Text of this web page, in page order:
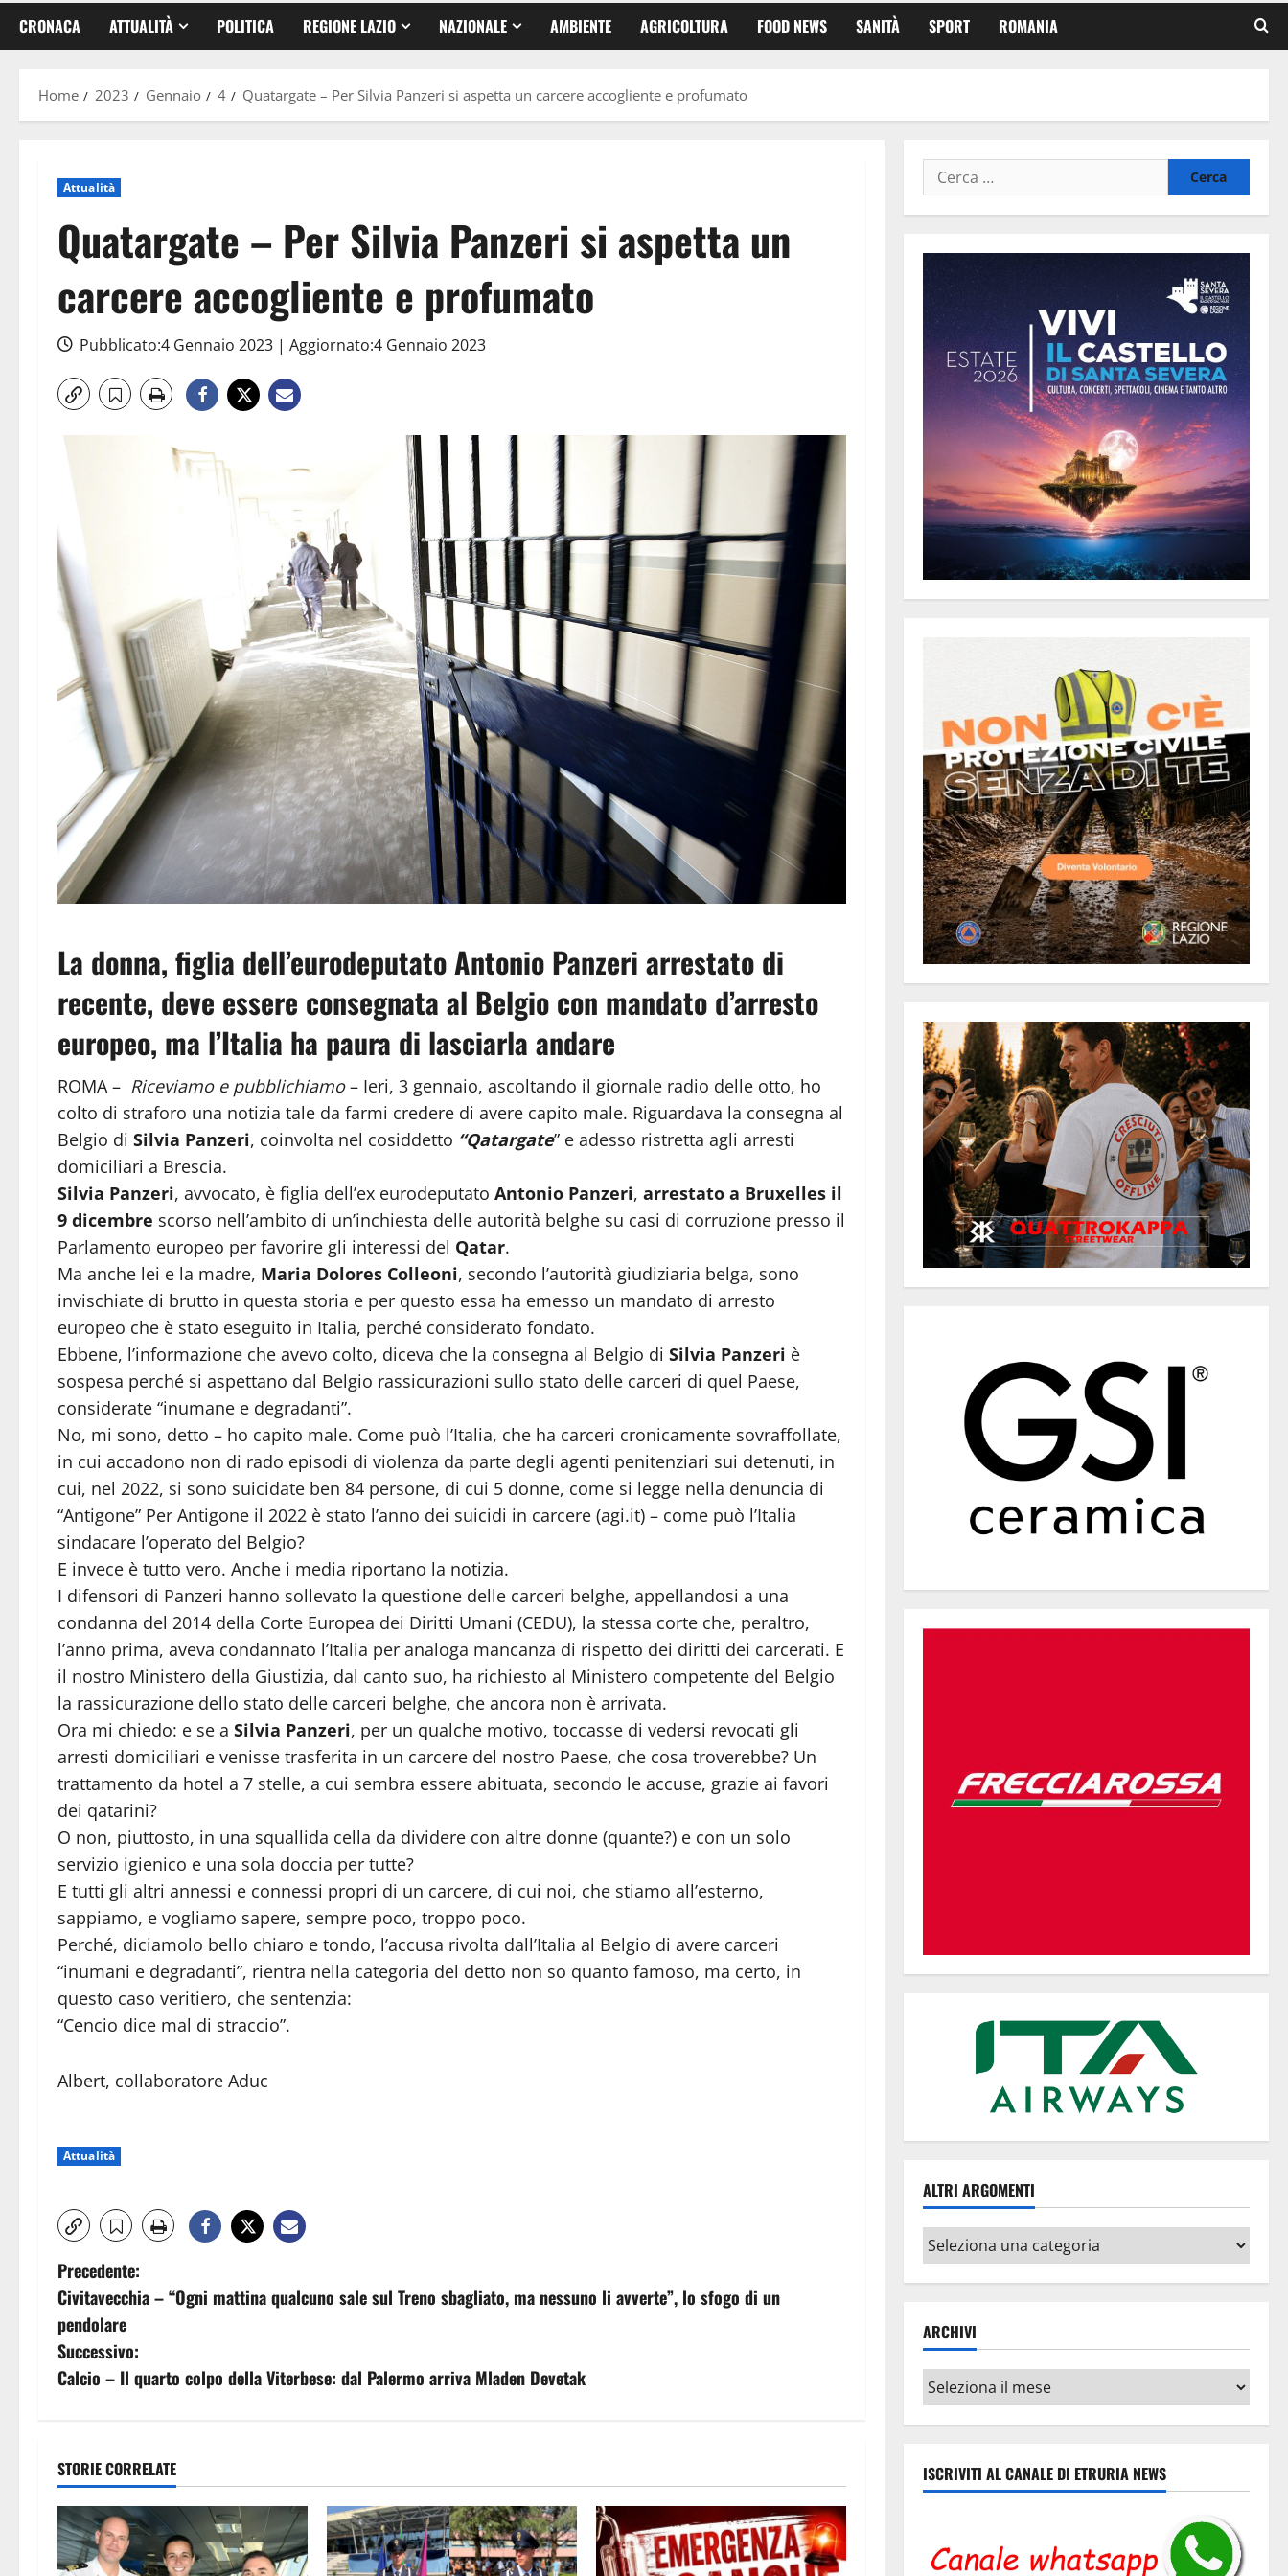
CRONACA ATTUALITÀ POLITICA REGIONE LAZIO NAZIONALE AMBIENTE AGRICOLTURA FOOD NEWS SANITÀ SPORT ROMANIA
Home 2023 Gennaio 4 Quatargate – Per Silvia Panzeri si aspetta un carcere accogliente e profumato
Attualità
Quatargate – Per Silvia Panzeri si aspetta un
carcere accogliente e profumato
Pubblicato:4 Gennaio 2023 | Aggiornato:4 Gennaio 2023
La donna, figlia dell’eurodeputato Antonio Panzeri arrestato di
recente, deve essere consegnata al Belgio con mandato d’arresto
europeo, ma l’Italia ha paura di lasciarla andare
ROMA – Riceviamo e pubblichiamo– Ieri, 3 gennaio, ascoltando il giornale radio delle otto, ho
colto di straforo una notizia tale da farmi credere di avere capito male. Riguardava la consegna al
Belgio di Silvia Panzeri, coinvolta nel cosiddetto “Qatargate” e adesso ristretta agli arresti
domiciliari a Brescia.
Silvia Panzeri, avvocato, è figlia dell’ex eurodeputato Antonio Panzeri, arrestato a Bruxelles il
9 dicembre scorso nell’ambito di un’inchiesta delle autorità belghe su casi di corruzione presso il
Parlamento europeo per favorire gli interessi del Qatar.
Ma anche lei e la madre, Maria Dolores Colleoni, secondo l’autorità giudiziaria belga, sono
invischiate di brutto in questa storia e per questo essa ha emesso un mandato di arresto
europeo che è stato eseguito in Italia, perché considerato fondato.
Ebbene, l’informazione che avevo colto, diceva che la consegna al Belgio di Silvia Panzeri è
sospesa perché si aspettano dal Belgio rassicurazioni sullo stato delle carceri di quel Paese,
considerate “inumane e degradanti”.
No, mi sono, detto – ho capito male. Come può l’Italia, che ha carceri cronicamente sovraffollate,
in cui accadono non di rado episodi di violenza da parte degli agenti penitenziari sui detenuti, in
cui, nel 2022, si sono suicidate ben 84 persone, di cui 5 donne, come si legge nella denuncia di
“Antigone” Per Antigone il 2022 è stato l’anno dei suicidi in carcere (agi.it) – come può l’Italia
sindacare l’operato del Belgio?
E invece è tutto vero. Anche i media riportano la notizia.
I difensori di Panzeri hanno sollevato la questione delle carceri belghe, appellandosi a una
condanna del 2014 della Corte Europea dei Diritti Umani (CEDU), la stessa corte che, peraltro,
l’anno prima, aveva condannato l’Italia per analoga mancanza di rispetto dei diritti dei carcerati. E
il nostro Ministero della Giustizia, dal canto suo, ha richiesto al Ministero competente del Belgio
la rassicurazione dello stato delle carceri belghe, che ancora non è arrivata.
Ora mi chiedo: e se a Silvia Panzeri, per un qualche motivo, toccasse di vedersi revocati gli
arresti domiciliari e venisse trasferita in un carcere del nostro Paese, che cosa troverebbe? Un
trattamento da hotel a 7 stelle, a cui sembra essere abituata, secondo le accuse, grazie ai favori
dei qatarini?
O non, piuttosto, in una squallida cella da dividere con altre donne (quante?) e con un solo
servizio igienico e una sola doccia per tutte?
E tutti gli altri annessi e connessi propri di un carcere, di cui noi, che stiamo all’esterno,
sappiamo, e vogliamo sapere, sempre poco, troppo poco.
Perché, diciamolo bello chiaro e tondo, l’accusa rivolta dall’Italia al Belgio di avere carceri
“inumani e degradanti”, rientra nella categoria del detto non so quanto famoso, ma certo, in
questo caso veritiero, che sentenzia:
“Cencio dice mal di straccio”.
Albert, collaboratore Aduc
Attualità
N
a
v
i
a
z
i
Precedente:
Civitavecchia – “Ogni mattina qualcuno sale sul Treno sbagliato, ma nessuno li avverte”, lo sfogo di un
pendolare
Successivo:
Calcio – Il quarto colpo della Viterbese: dal Palermo arriva Mladen Devetak
STORIE CORRELATE
Ricerca
per:
ALTRI ARGOMENTI
Altri
argomenti
ARCHIVI
Archivi
ISCRIVITI AL CANALE DI ETRURIA NEWS